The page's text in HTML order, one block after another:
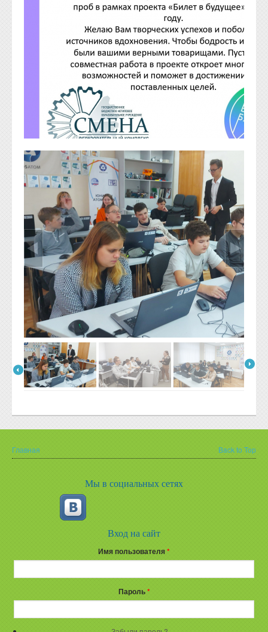
Вы здесь
Главная Back to Top
Мы в социальных сетях
Вход на сайт
Имя пользователя*
Пароль*